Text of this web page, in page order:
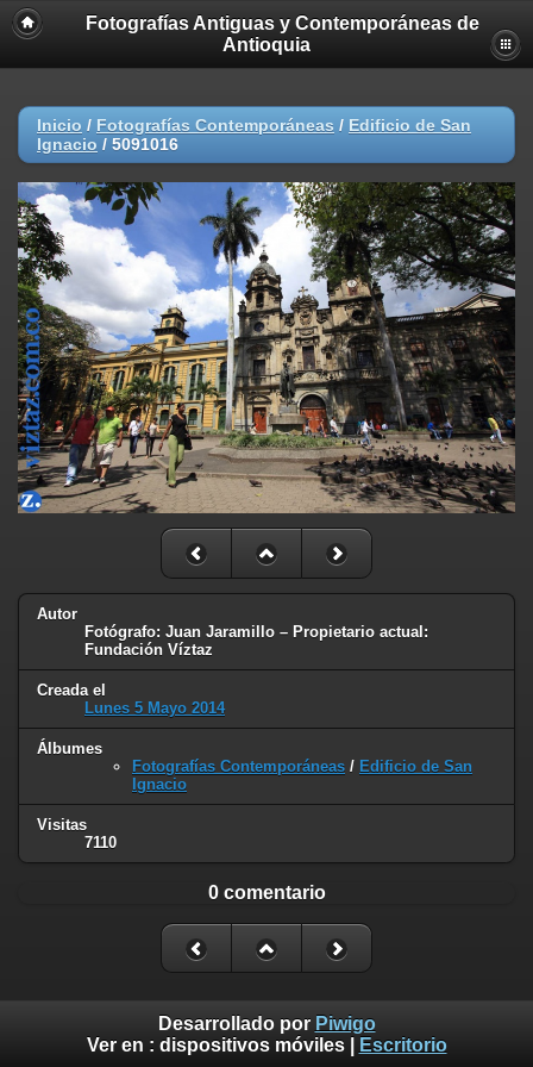
Fotografías Antiguas y Contemporáneas de
Antioquia
Inicio / Fotografías Contemporáneas / Edificio de San
Ignacio / 5091016
Autor
Fotógrafo: Juan Jaramillo – Propietario actual:
Fundación Víztaz
Creada el
Lunes 5 Mayo 2014
Álbumes
Fotografías Contemporáneas / Edificio de San
Ignacio
Visitas
7110
0 comentario
Desarrollado por Piwigo
Ver en : dispositivos móviles| Escritorio